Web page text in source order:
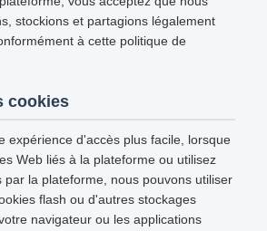
stockions et partagions légalement
à cette politique de
cookies
expérience d'accès plus facile, lorsque
Web liés à la plateforme ou utilisez
par la plateforme, nous pouvons utiliser
flash ou d'autres stockages
navigateur ou les applications